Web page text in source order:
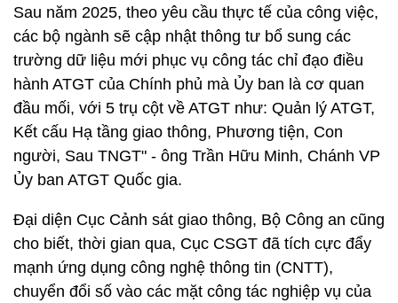
Sau năm 2025, theo yêu cầu thực tế của công việc,
các bộ ngành sẽ cập nhật thông tư bổ sung các
trường dữ liệu mới phục vụ công tác chỉ đạo điều
hành ATGT của Chính phủ mà Ủy ban là cơ quan
đầu mối, với 5 trụ cột về ATGT như: Quản lý ATGT,
Kết cấu Hạ tầng giao thông, Phương tiện, Con
người, Sau TNGT" - ông Trần Hữu Minh, Chánh VP
Ủy ban ATGT Quốc gia.
Đại diện Cục Cảnh sát giao thông, Bộ Công an cũng
cho biết, thời gian qua, Cục CSGT đã tích cực đẩy
mạnh ứng dụng công nghệ thông tin (CNTT),
chuyển đổi số vào các mặt công tác nghiệp vụ của